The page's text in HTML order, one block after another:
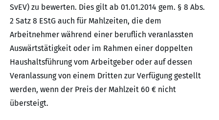
SvEV) zu bewerten. Dies gilt ab 01.01.2014 gem. § 8 Abs.
2 Satz 8 EStG auch für Mahlzeiten, die dem
Arbeitnehmer während einer beruflich veranlassten
Auswärtstätigkeit oder im Rahmen einer doppelten
Haushaltsführung vom Arbeitgeber oder auf dessen
Veranlassung von einem Dritten zur Verfügung gestellt
werden, wenn der Preis der Mahlzeit 60 € nicht
übersteigt.